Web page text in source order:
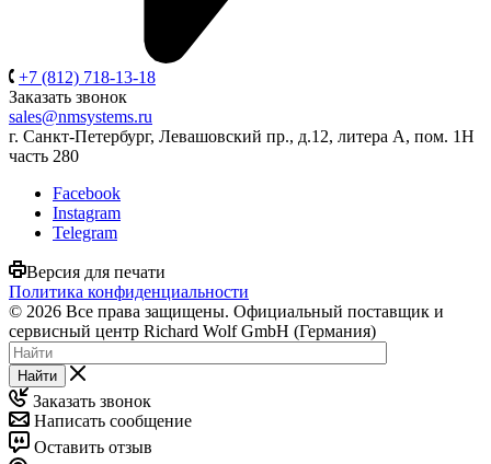
+7 (812) 718-13-18
Заказать звонок
sales@nmsystems.ru
г. Санкт-Петербург, Левашовский пр., д.12, литера А, пом. 1Н
часть 280
Facebook
Instagram
Telegram
Версия для печати
Политика конфиденциальности
© 2026 Все права защищены. Официальный поставщик и
сервисный центр Richard Wolf GmbH (Германия)
Найти
Заказать звонок
Написать сообщение
Оставить отзыв